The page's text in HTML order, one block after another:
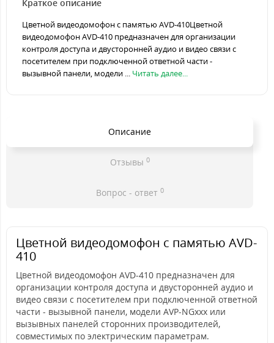
Краткое описание
Цветной видеодомофон с памятью AVD-410Цветной
видеодомофон AVD-410 предназначен для организации
контроля доступа и двусторонней аудио и видео связи с
посетителем при подключенной ответной части -
вызывной панели, модели ... Читать далее...
Описание
Отзывы 0
Вопрос - ответ 0
Цветной видеодомофон с памятью AVD-
410
Цветной видеодомофон AVD-410 предназначен для
организации контроля доступа и двусторонней аудио и
видео связи с посетителем при подключенной ответной
части - вызывной панели, модели AVP-NGxxx или
вызывных панелей сторонних производителей,
совместимых по электрическим параметрам.